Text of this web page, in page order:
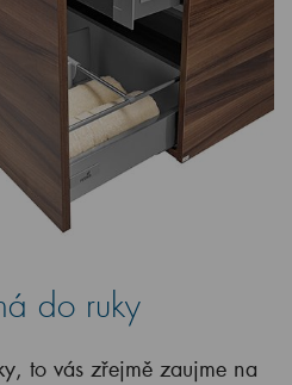
do ruky
to vás zřejmě zaujme na